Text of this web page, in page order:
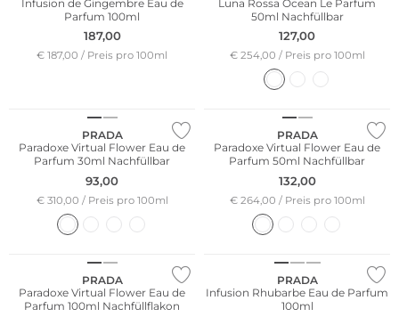
Infusion de Gingembre Eau de
Parfum 100ml
187,00
€ 187,00 / Preis pro 100ml
Luna Rossa Ocean Le Parfum
50ml Nachfüllbar
127,00
€ 254,00 / Preis pro 100ml
PRADA
Paradoxe Virtual Flower Eau de
Parfum 30ml Nachfüllbar
93,00
€ 310,00 / Preis pro 100ml
PRADA
Paradoxe Virtual Flower Eau de
Parfum 50ml Nachfüllbar
132,00
€ 264,00 / Preis pro 100ml
PRADA
Paradoxe Virtual Flower Eau de
Parfum 100ml Nachfüllflakon
PRADA
Infusion Rhubarbe Eau de Parfum
100ml